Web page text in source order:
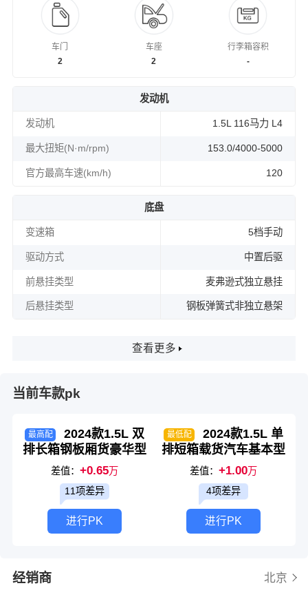
车门
2
车座
2
行李箱容积
-
发动机
发动机 1.5L 116马力 L4
最大扭矩(N·m/rpm) 153.0/4000-5000
官方最高车速(km/h) 120
底盘
变速箱 5档手动
驱动方式 中置后驱
前悬挂类型 麦弗逊式独立悬挂
后悬挂类型 钢板弹簧式非独立悬架
查看更多
当前车款pk
最高配
2024款1.5L 双
排长箱钢板厢货豪华型
差值：+0.65万
11项差异
进行PK
最低配
2024款1.5L 单
排短箱载货汽车基本型
差值： +1.00万
4项差异
进行PK
经销商 北京